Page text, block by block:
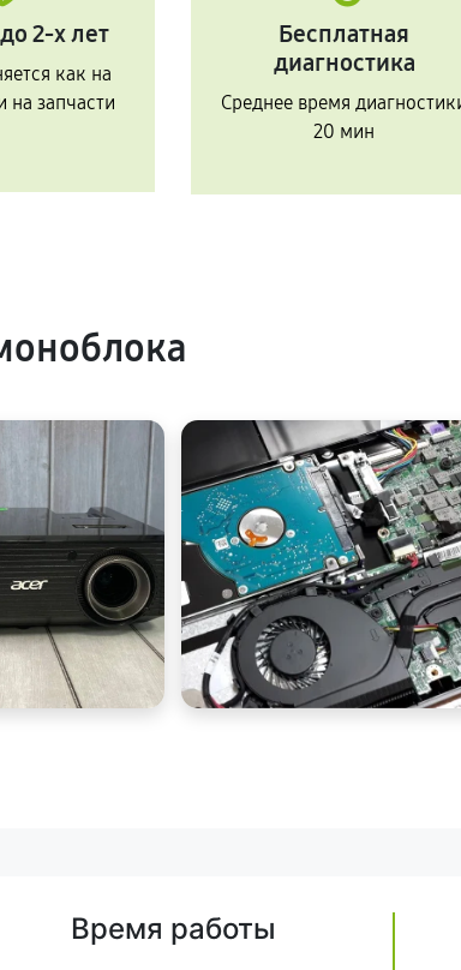
2-х лет
как на
на запчасти
Бесплатная
диагностика
Среднее время
20 мин
Время работы